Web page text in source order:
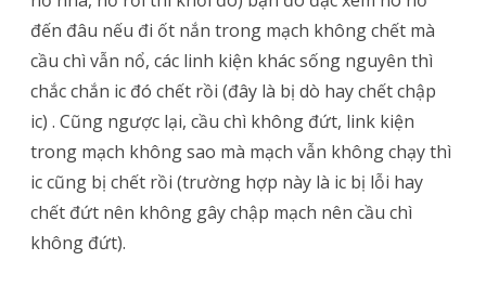
đến đâu nếu đi ốt nắn trong mạch không chết mà
cầu chì vẫn nổ, các linh kiện khác sống nguyên thì
chắc chắn ic đó chết rồi (đây là bị dò hay chết chập
ic) . Cũng ngược lại, cầu chì không đứt, link kiện
trong mạch không sao mà mạch vẫn không chạy thì
ic cũng bị chết rồi (trường hợp này là ic bị lỗi hay
chết đứt nên không gây chập mạch nên cầu chì
không đứt).